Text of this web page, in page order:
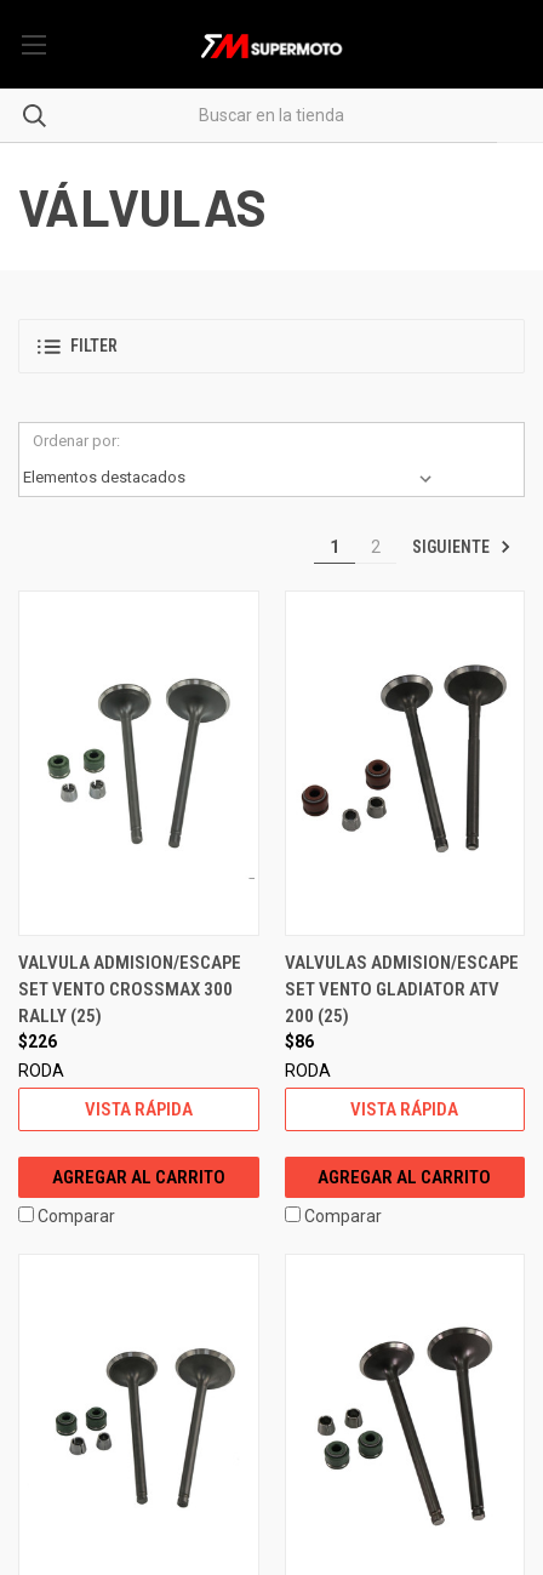
VÁLVULAS
FILTER
Ordenar por:
1 2 SIGUIENTE
VALVULA ADMISION/ESCAPE
SET VENTO CROSSMAX 300
RALLY (25)
$226
RODA
VISTA RÁPIDA
AGREGAR AL CARRITO
Comparar
VALVULAS ADMISION/ESCAPE
SET VENTO GLADIATOR ATV
200 (25)
$86
RODA
VISTA RÁPIDA
AGREGAR AL CARRITO
Comparar